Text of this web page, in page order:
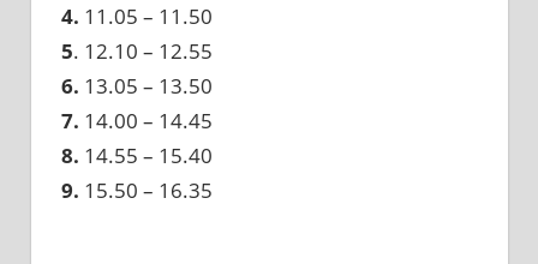
4. 11.05 – 11.50
5. 12.10 – 12.55
6. 13.05 – 13.50
7. 14.00 – 14.45
8. 14.55 – 15.40
9. 15.50 – 16.35